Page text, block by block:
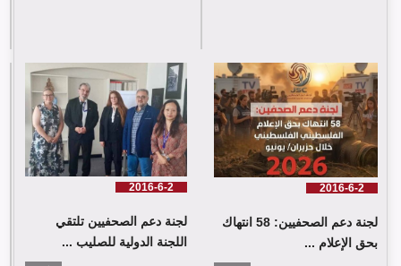
لجنة دعم الصحفيين: 58 انتهاك بحق الإعلام الفلسطيني خلال حزيران/
يونيو 2026
2016-6-2
لجنة دعم الصحفيين: 58 انتهاك
بحق الإعلام ...
2016-6-2
لجنة دعم الصحفيين تلتقي
اللجنة الدولية للصليب ...